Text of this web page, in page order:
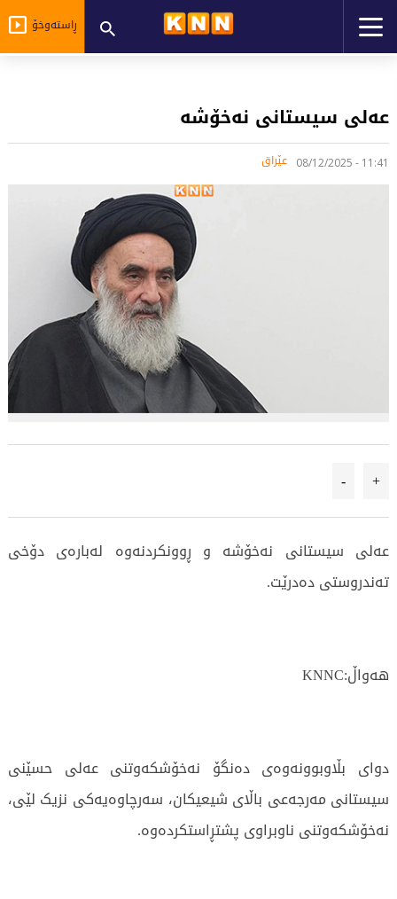
ڕاستەوخۆ
عەلی سیستانی نەخۆشە
11:41 - 08/12/2025 عێراق
+
-
عەلی سیستانی نەخۆشە و ڕوونکردنەوە لەبارەی دۆخی
تەندروستی دەدرێت.
هەواڵ:KNNC
دوای بڵاوبوونەوەی دەنگۆ نەخۆشکەوتنی عەلی حسێنی
سیستانی مەرجەعی باڵای شیعيکان، سەرچاوەیەکی نزیک لێی،
نەخۆشکەوتنی ناوبراوی پشتڕاستکردەوە.